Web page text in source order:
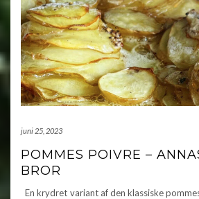
juni 25, 2023
POMMES POIVRE –
BROR
En krydret variant af den klassiske